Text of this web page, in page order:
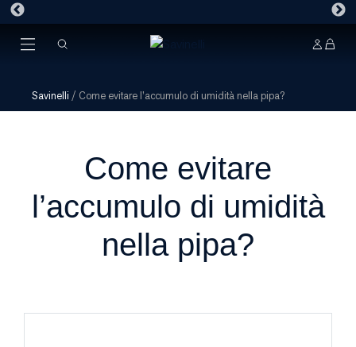
Savinelli / Come evitare l’accumulo di umidità nella pipa?
Come evitare
l’accumulo di umidità
nella pipa?